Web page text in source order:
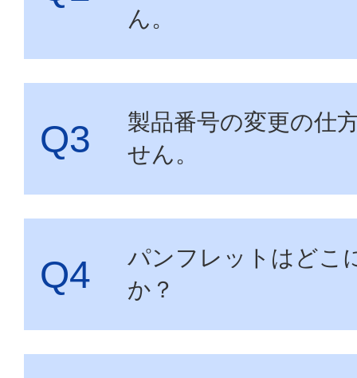
お申し込み ・お見積り
ん。
製品番号の変更の仕
せん。
パンフレットはどこ
か？